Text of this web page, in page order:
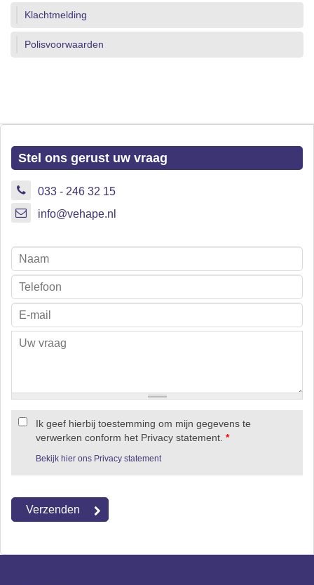
Klachtmelding
Polisvoorwaarden
Stel ons gerust uw vraag
033 - 246 32 15
info@vehape.nl
Ik geef hierbij toestemming om mijn gegevens te
verwerken conform het Privacy statement. *
Bekijk hier ons Privacy statement